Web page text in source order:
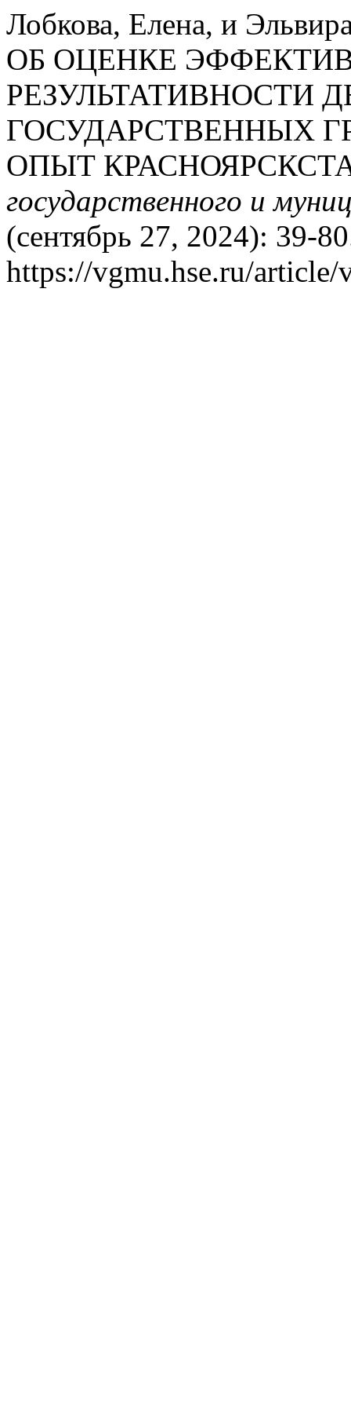
Лобкова, Елена, и
ОБ ОЦЕНКЕ
РЕЗУЛЬТАТИВНОСТИ
ГОСУДАРСТВЕННЫХ
ОПЫТ
государственного и
(сентябрь 27, 2024): 39-
https://vgmu.hse.ru/article/